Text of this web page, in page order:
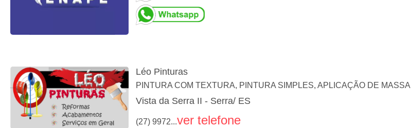
Léo Pinturas
PINTURA COM TEXTURA, PINTURA SIMPLES, APLICAÇÃO DE
Vista da Serra II - Serra/ ES
(27) 9972...ver telefone